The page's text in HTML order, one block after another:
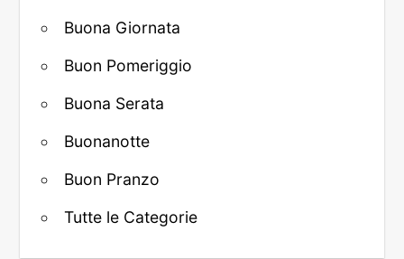
Buona Giornata
Buon Pomeriggio
Buona Serata
Buonanotte
Buon Pranzo
Tutte le Categorie